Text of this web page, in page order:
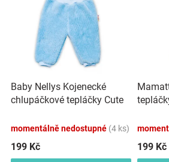
oblečení
ůo
d
u
t
ů
Baby Nellys Kojenecké
chlupáčkové tepláčky Cute
momentálně nedostupné (4 ks)
199 Kč
Heart -
199 Kč